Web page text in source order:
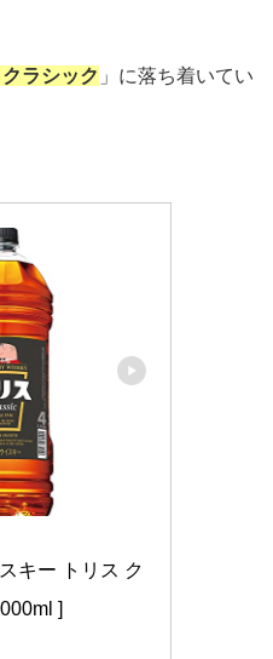
ラシック 」に落ち着いてい
キー トリス ク
]